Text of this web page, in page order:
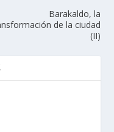
Barakaldo, la
de la ciudad
(II)